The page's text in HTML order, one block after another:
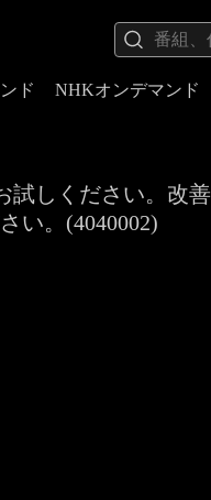
ド NHKオンデマンド
しください。改
い。(4040002)